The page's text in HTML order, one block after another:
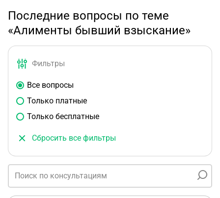
Последние вопросы по теме
«Алименты бывший взыскание»
Фильтры
Все вопросы
Только платные
Только бесплатные
Сбросить все фильтры